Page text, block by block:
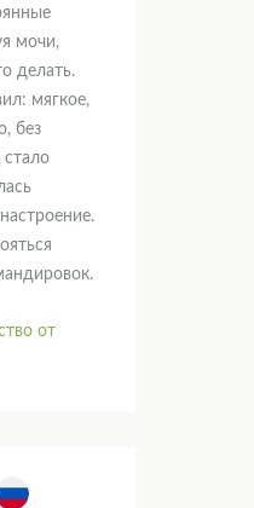
мочи,
делать.
мягкое,
без
стало
от